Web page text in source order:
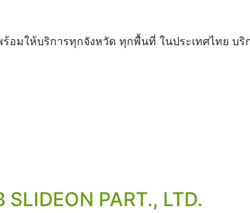
อมให้บริการทุกจังหวัด ทุกพื้นที่ ในประเทศไทย บริ
SLIDEON PART., LTD.